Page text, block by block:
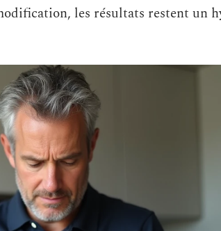
les résultats restent un